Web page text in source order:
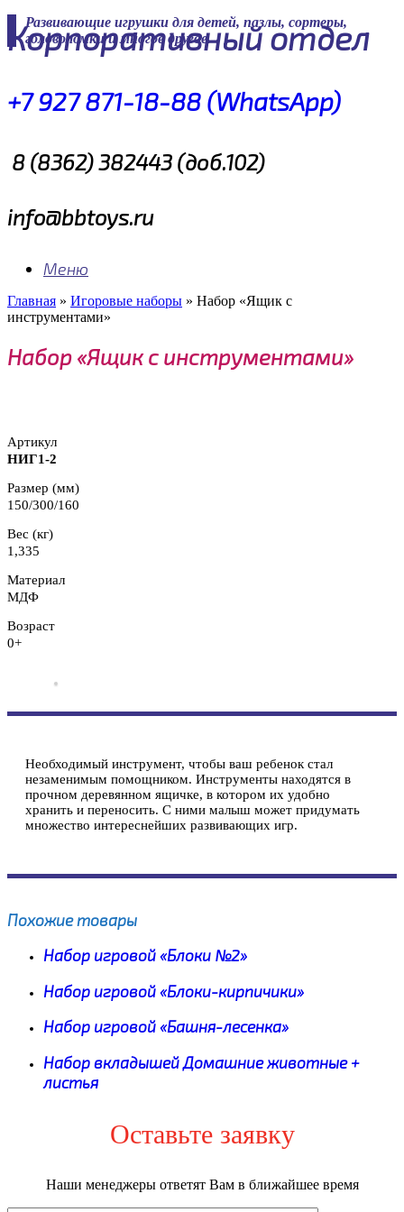
Skip
to
content
Развивающие игрушки для детей, пазлы, сортеры,
головоломки и многое другое
Корпоративный отдел
+7 927 871-18-88 (WhatsApp)
8 (8362) 382443 (доб.102)
info@bbtoys.ru
Меню
Главная » Игоровые наборы » Набор «Ящик с
инструментами»
Набор «Ящик с инструментами»
Артикул
НИГ1-2
Размер (мм)
150/300/160
Вес (кг)
1,335
Материал
МДФ
Возраст
0+
Необходимый инструмент, чтобы ваш ребенок стал
незаменимым помощником. Инструменты находятся в
прочном деревянном ящичке, в котором их удобно
хранить и переносить. С ними малыш может придумать
множество интереснейших развивающих игр.
Похожие товары
Набор игровой «Блоки №2»
Набор игровой «Блоки-кирпичики»
Набор игровой «Башня-лесенка»
Набор вкладышей Домашние животные +
листья
Оставьте заявку
Наши менеджеры ответят Вам в ближайшее время